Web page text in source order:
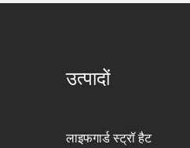
उत्पादों
लाइफगार्ड स्ट्रॉ हैट